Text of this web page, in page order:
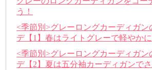
う！
<季節別>グレーロングカーディガン
デ【1】春はライトグレーで軽やかに
<季節別>グレーロングカーディガン
デ【2】夏は五分袖カーディガンで